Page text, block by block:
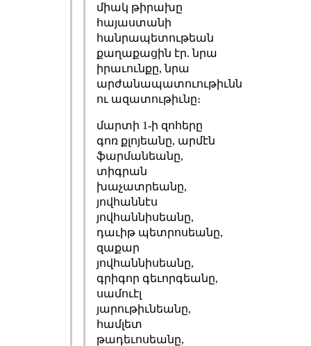
միակ թիրախը
հայաստանի
հանրապետութեան
քաղաքացին էր. նրա
իրաւունքը, նրա
արժանապատուութիւնն
ու ազատութիւնը։
մարտի 1-ի զոհերը
գոռ քլոյեանը, արմէն
ֆարմանեանը,
տիգրան
խաչատրեանը,
յովհաննէս
յովհաննիսեանը,
դաւիթ պետրոսեանը,
զաքար
յովհաննիսեանը,
գրիգոր գեւորգեանը,
սամուէլ
յարութիւնեանը,
համլետ
թադեւոսեանը,